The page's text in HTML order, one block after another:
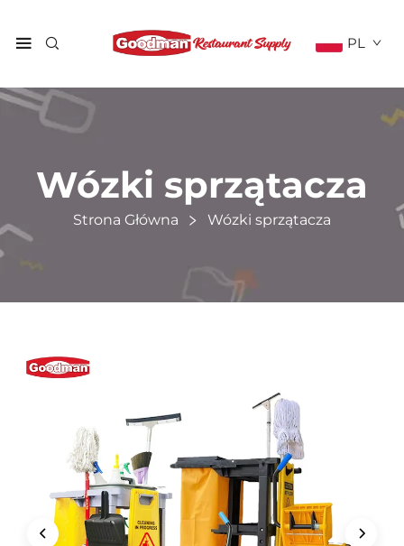
PL
Wózki sprzątacza
Strona Główna Wózki sprzątacza